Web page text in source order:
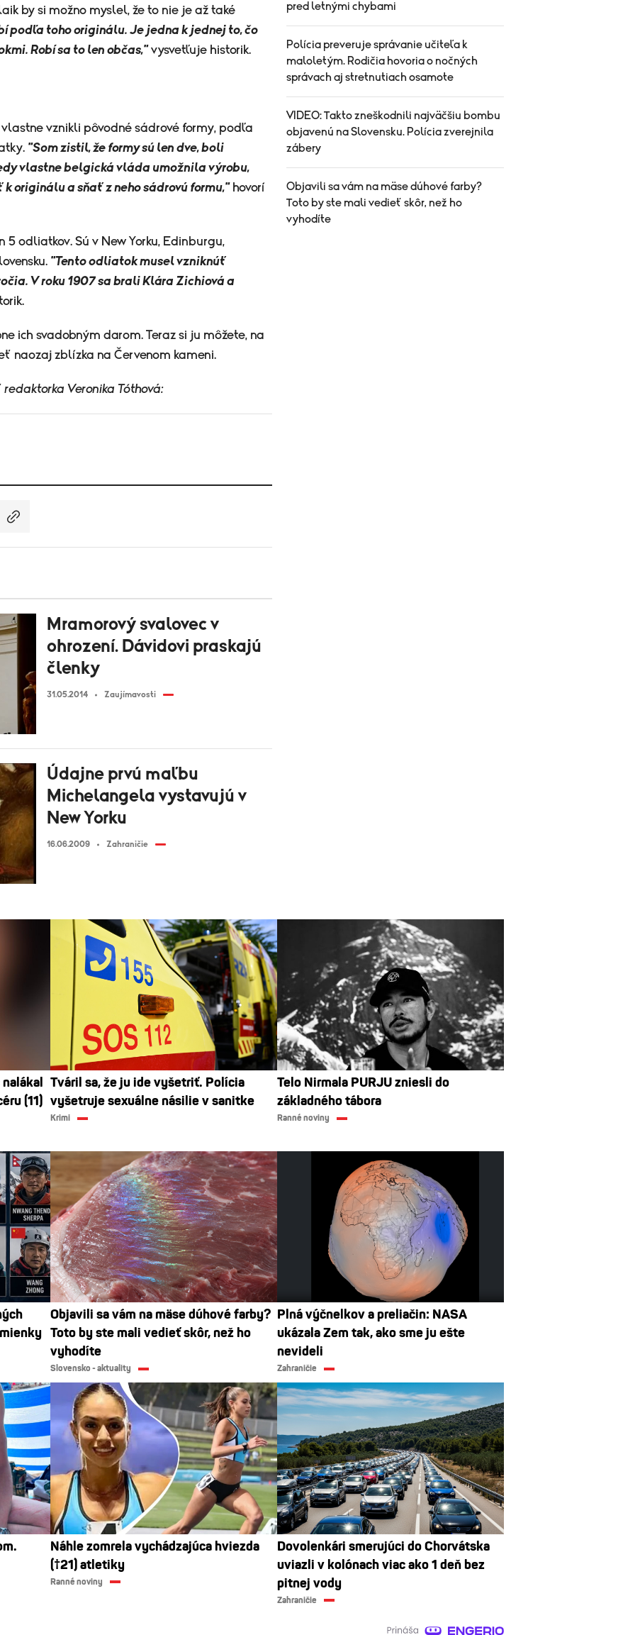
by si možno myslel, že to nie je až také
podľa toho originálu. Je jedna k jednej to, čo
Robí sa to len občas,"vysvetľuje historik.
vznikli pôvodné sádrové formy, podľa
"Som zistil, že formy sú len dve, boli
vlastne belgická vláda umožnila výrobu,
originálu a sňať z neho sádrovú formu,"hovorí
odliatkov. Sú v New Yorku, Edinburgu,
"Tento odliatok musel vzniknúť
V roku 1907 sa brali Klára Zichiová a
ich svadobným darom. Teraz si ju môžete, na
naozaj zblízka na Červenom kameni.
Veronika Tóthová:
Mramorový svalovec v
ohrození. Dávidovi praskajú
členky
31.05.2014 Zaujímavosti
Údajne prvú maľbu
Michelangela vystavujú v
New Yorku
16.06.2009 Zahraničie
pred letnými chybami
Polícia preveruje správanie učiteľa k
maloletým. Rodičia hovoria o nočných
správach aj stretnutiach osamote
VIDEO: Takto zneškodnili najväčšiu bombu
objavenú na Slovensku. Polícia zverejnila
zábery
Objavili sa vám na mäse dúhové farby?
Toto by ste mali vedieť skôr, než ho
vyhodíte
(11)
Tváril sa, že ju ide vyšetriť. Polícia
vyšetruje sexuálne násilie v sanitke
Krimi
Telo Nirmala PURJU zniesli do
základného tábora
Ranné noviny
Objavili sa vám na mäse dúhové farby?
Toto by ste mali vedieť skôr, než ho
vyhodíte
Slovensko - aktuality
Plná výčnelkov a preliačin: NASA
ukázala Zem tak, ako sme ju ešte
nevideli
Zahraničie
Náhle zomrela vychádzajúca hviezda
(†21) atletiky
Ranné noviny
Dovolenkári smerujúci do Chorvátska
uviazli v kolónach viac ako 1 deň bez
pitnej vody
Zahraničie